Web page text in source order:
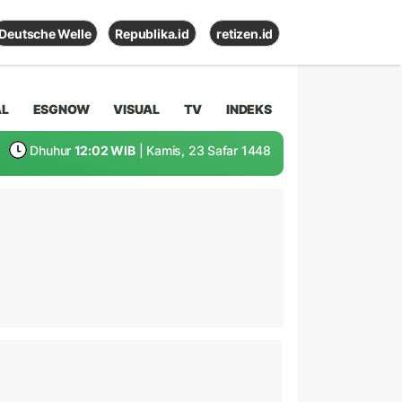
Deutsche Welle Republika.id retizen.id
ESGNOW VISUAL TV INDEKS
Dhuhur 12:02 WIB | Kamis, 23 Safar 1448